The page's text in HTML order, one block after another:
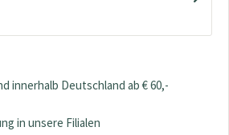
innerhalb Deutschland ab € 60,-
in unsere Filialen